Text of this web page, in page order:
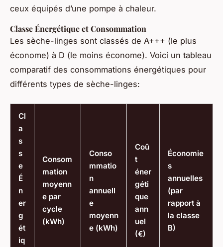
ceux équipés d’une pompe à chaleur.
Classe Énergétique et Consommation
Les sèche-linges sont classés de A+++ (le plus
économe) à D (le moins économe). Voici un tableau
comparatif des consommations énergétiques pour
différents types de sèche-linges:
Cl
a
s
s
e
É
n
er
g
ét
iq
Consom
mation
moyenn
e par
cycle
(kWh)
Conso
mmatio
n
annuell
e
moyenn
e (kWh)
Coû
t
éner
géti
que
ann
uel
(€)
Économie
s
annuelles
(par
rapport à
la classe
B)